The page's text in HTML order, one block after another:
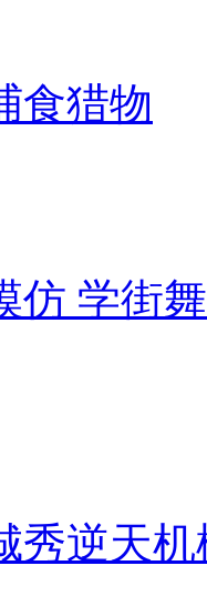
食猎物
仿 学街
秀逆天机